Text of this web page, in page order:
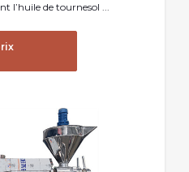
l’huile de tournesol ...